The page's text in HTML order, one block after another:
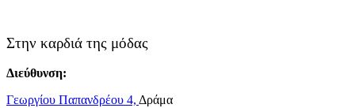
Στην καρδιά της μόδας
Διεύθυνση:
Γεωργίου Παπανδρέου 4, Δράμα